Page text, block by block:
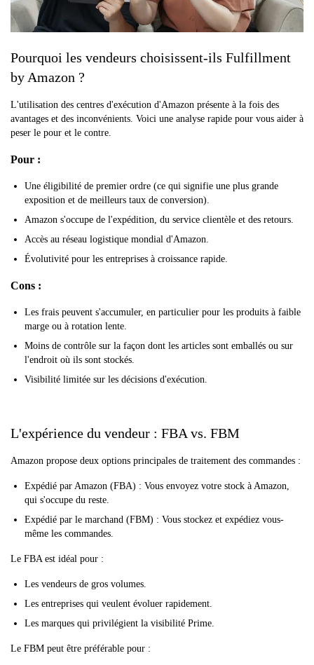
Pourquoi les vendeurs choisissent-ils Fulfillment
by Amazon ?
L'utilisation des centres d'exécution d'Amazon présente à la fois des
avantages et des inconvénients. Voici une analyse rapide pour vous aider à
peser le pour et le contre.
Pour :
Une éligibilité de premier ordre (ce qui signifie une plus grande
exposition et de meilleurs taux de conversion).
Amazon s'occupe de l'expédition, du service clientèle et des retours.
Accès au réseau logistique mondial d'Amazon.
Évolutivité pour les entreprises à croissance rapide.
Cons :
Les frais peuvent s'accumuler, en particulier pour les produits à faible
marge ou à rotation lente.
Moins de contrôle sur la façon dont les articles sont emballés ou sur
l'endroit où ils sont stockés.
Visibilité limitée sur les décisions d'exécution.
L'expérience du vendeur : FBA vs. FBM
Amazon propose deux options principales de traitement des commandes :
Expédié par Amazon (FBA) : Vous envoyez votre stock à Amazon,
qui s'occupe du reste.
Expédié par le marchand (FBM) : Vous stockez et expédiez vous-
même les commandes.
Le FBA est idéal pour :
Les vendeurs de gros volumes.
Les entreprises qui veulent évoluer rapidement.
Les marques qui privilégient la visibilité Prime.
Le FBM peut être préférable pour :